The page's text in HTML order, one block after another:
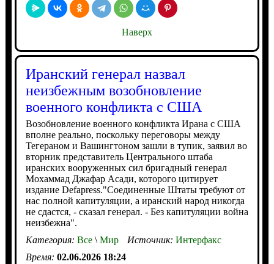
Наверх
Иранский генерал назвал
неизбежным возобновление
военного конфликта с США
Возобновление военного конфликта Ирана с США
вполне реально, поскольку переговоры между
Тегераном и Вашингтоном зашли в тупик, заявил во
вторник представитель Центрального штаба
иранских вооруженных сил бригадный генерал
Мохаммад Джафар Асади, которого цитирует
издание Defapress."Соединенные Штаты требуют от
нас полной капитуляции, а иранский народ никогда
не сдастся, - сказал генерал. - Без капитуляции война
неизбежна".
Категория: Все\Мир Источник: Интерфакс
Время: 02.06.2026 18:24